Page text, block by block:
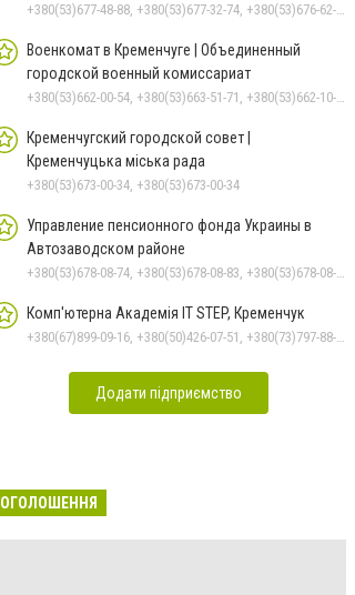
+380(53)677-48-88, +380(53)677-32-74, +380(53)676-62-99, +380536766187
Военкомат в Кременчуге | Объединенный
городской военный комиссариат
+380(53)662-00-54, +380(53)663-51-71, +380(53)662-10-35
Кременчугский городской совет |
Кременчуцька міська рада
+380(53)673-00-34, +380(53)673-00-34
Управление пенсионного фонда Украины в
Автозаводском районе
+380(53)678-08-74, +380(53)678-08-83, +380(53)678-08-41, +380(53)678-08-86, +380(53)678-09-05
Комп'ютерна Академія IT STEP, Кременчук
+380(67)899-09-16, +380(50)426-07-51, +380(73)797-88-17
Додати підприємство
ОГОЛОШЕННЯ